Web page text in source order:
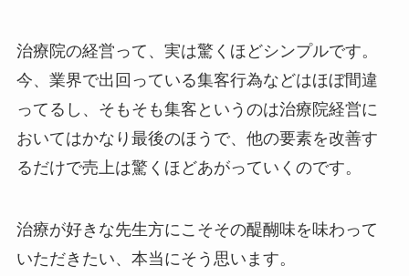
治療院の経営って、実は驚くほどシンプルです。
今、業界で出回っている集客行為などはほぼ間違
ってるし、そもそも集客というのは治療院経営に
おいてはかなり最後のほうで、他の要素を改善す
るだけで売上は驚くほどあがっていくのです。
治療が好きな先生方にこそその醍醐味を味わって
いただきたい、本当にそう思います。